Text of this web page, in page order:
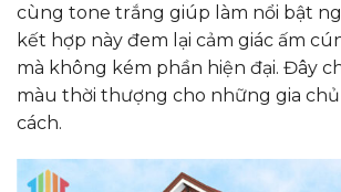
cùng tone trắng giúp làm nổi bật
kết hợp này đem lại cảm giác ấm
mà không kém phần hiện đại. Đây
màu thời thượng cho những gia
cách.